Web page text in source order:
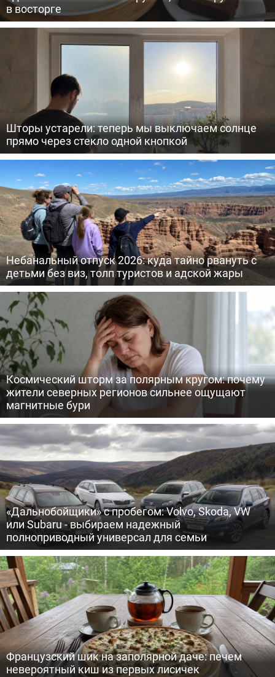
в восторге
Шторы устарели: теперь мы выключаем солнце
прямо через стекло одной кнопкой
Небанальный отпуск 2026: куда тайно рвануть с
детьми без виз, толп туристов и адской жары
Космический шторм за полярным кругом: почему
жители северных регионов сильнее ощущают
магнитные бури
«Дальнобойщики» с пробегом: Volvo, Skoda, VW
или Subaru - выбираем надежный
полноприводный универсал для семьи
Французский шик на заполярной даче: печем
невероятный киш из первых лисичек